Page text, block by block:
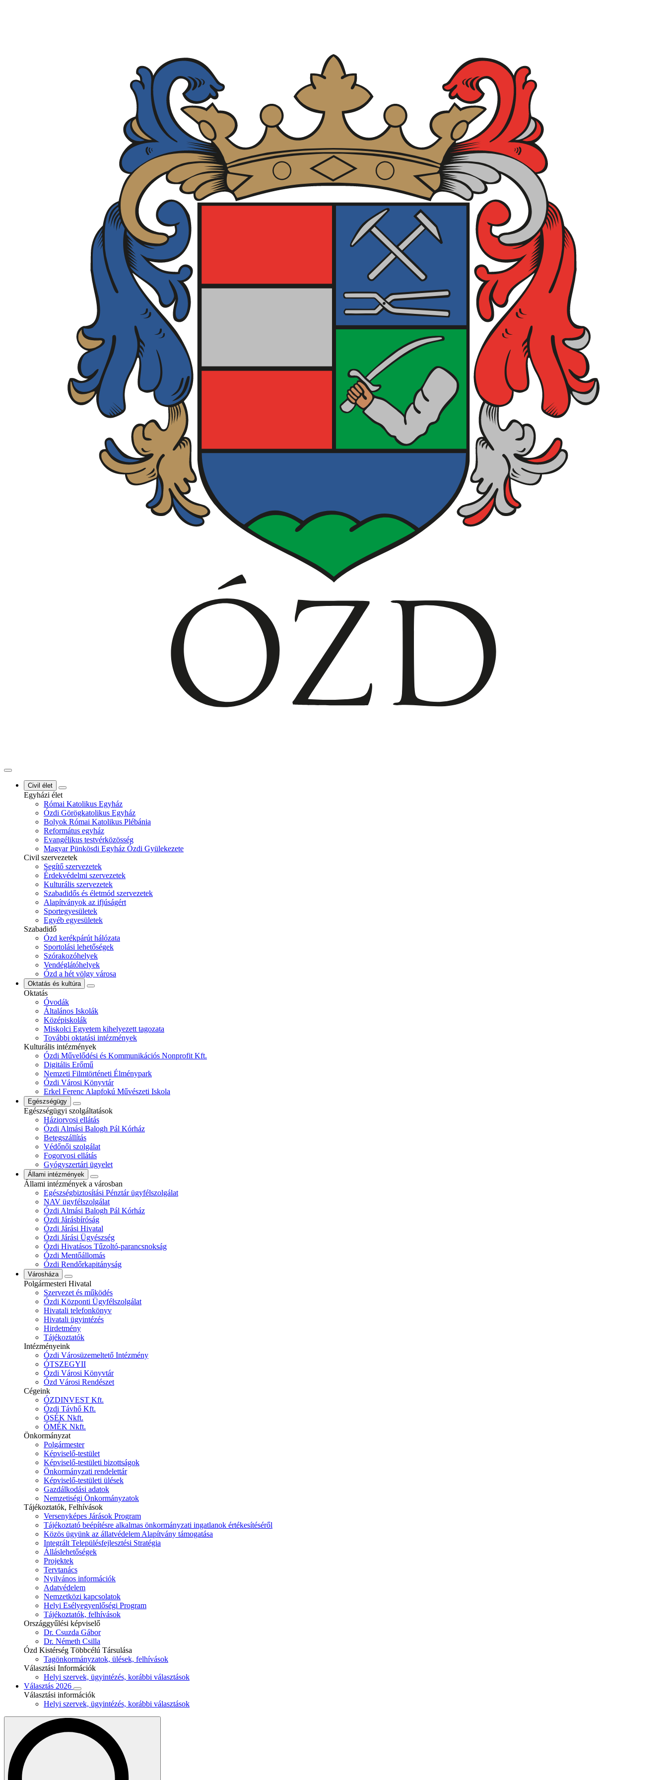
Civil élet
Egyházi élet
Római Katolikus Egyház
Ózdi Görögkatolikus Egyház
Bolyok Római Katolikus Plébánia
Református egyház
Evangélikus testvérközösség
Magyar Pünkösdi Egyház Ózdi Gyülekezete
Civil szervezetek
Segítő szervezetek
Érdekvédelmi szervezetek
Kulturális szervezetek
Szabadidős és életmód szervezetek
Alapítványok az ifjúságért
Sportegyesületek
Egyéb egyesületek
Szabadidő
Ózd kerékpárút hálózata
Sportolási lehetőségek
Szórakozóhelyek
Vendéglátóhelyek
Ózd a hét völgy városa
Oktatás és kultúra
Oktatás
Óvodák
Általános Iskolák
Középiskolák
Miskolci Egyetem kihelyezett tagozata
További oktatási intézmények
Kulturális intézmények
Ózdi Művelődési és Kommunikációs Nonprofit Kft.
Digitális Erőmű
Nemzeti Filmtörténeti Élménypark
Ózdi Városi Könyvtár
Erkel Ferenc Alapfokú Művészeti Iskola
Egészségügy
Egészségügyi szolgáltatások
Háziorvosi ellátás
Ózdi Almási Balogh Pál Kórház
Betegszállítás
Védőnői szolgálat
Fogorvosi ellátás
Gyógyszertári ügyelet
Állami intézmények
Állami intézmények a városban
Egészségbiztosítási Pénztár ügyfélszolgálat
NAV ügyfélszolgálat
Ózdi Almási Balogh Pál Kórház
Ózdi Járásbíróság
Ózdi Járási Hivatal
Ózdi Járási Ügyészség
Ózdi Hivatásos Tűzoltó-parancsnokság
Ózdi Mentőállomás
Ózdi Rendőrkapitányság
Városháza
Polgármesteri Hivatal
Szervezet és működés
Ózdi Központi Ügyfélszolgálat
Hivatali telefonkönyv
Hivatali ügyintézés
Hirdetmény
Tájékoztatók
Intézményeink
Ózdi Városüzemeltető Intézmény
ÓTSZEGYII
Ózdi Városi Könyvtár
Ózd Városi Rendészet
Cégeink
ÓZDINVEST Kft.
Ózdi Távhő Kft.
ÓSÉK Nkft.
ÓMÉK Nkft.
Önkormányzat
Polgármester
Képviselő-testület
Képviselő-testületi bizottságok
Önkormányzati rendelettár
Képviselő-testületi ülések
Gazdálkodási adatok
Nemzetiségi Önkormányzatok
Tájékoztatók, Felhívások
Versenyképes Járások Program
Tájékoztató beépítésre alkalmas önkormányzati ingatlanok értékesítéséről
Közös ügyünk az állatvédelem Alapítvány támogatása
Integrált Településfejlesztési Stratégia
Álláslehetőségek
Projektek
Tervtanács
Nyilvános információk
Adatvédelem
Nemzetközi kapcsolatok
Helyi Esélyegyenlőségi Program
Tájékoztatók, felhívások
Országgyűlési képviselő
Dr. Csuzda Gábor
Dr. Németh Csilla
Ózd Kistérség Többcélú Társulása
Tagönkormányzatok, ülések, felhívások
Választási Információk
Helyi szervek, ügyintézés, korábbi választások
Választás 2026
Választási információk
Helyi szervek, ügyintézés, korábbi választások